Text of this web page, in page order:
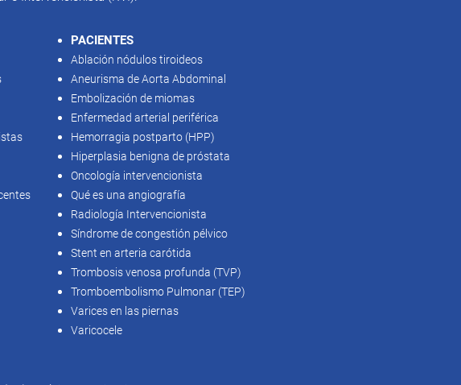
PACIENTES
Ablación nódulos tiroideos
Aneurisma de Aorta Abdominal
Embolización de miomas
Enfermedad arterial periférica
Hemorragia postparto (HPP)
Hiperplasia benigna de próstata
Oncología intervencionista
Qué es una angiografía
Radiología Intervencionista
Síndrome de congestión pélvico
Stent en arteria carótida
Trombosis venosa profunda (TVP)
Tromboembolismo Pulmonar (TEP)
Varices en las piernas
Varicocele